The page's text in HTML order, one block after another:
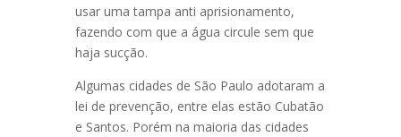
usar uma tampa anti aprisionamento,
fazendo com que a água circule sem que
haja sucção.
Algumas cidades de São Paulo adotaram a
lei de prevenção, entre elas estão Cubatão
e Santos. Porém na maioria das cidades